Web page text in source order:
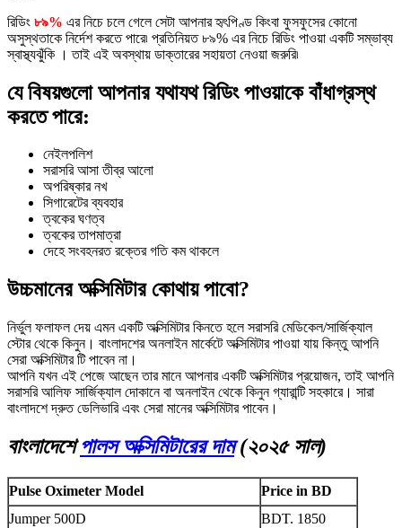
রিডিং ৮৯% এর নিচে চলে গেলে সেটা আপনার হৃৎপিণ্ড কিংবা ফুসফুসের কোনো
অসুস্থতাকে নির্দেশ করতে পারে৷ প্রতিনিয়ত ৮৯% এর নিচে রিডিং পাওয়া একটি সম্ভাব্য
স্বাস্থ্যঝুঁকি । তাই এই অবস্থায় ডাক্তারের সহায়তা নেওয়া জরুরি৷
যে বিষয়গুলো আপনার যথাযথ রিডিং পাওয়াকে বাঁধাগ্রস্থ
করতে পারে:
নেইলপলিশ
সরাসরি আসা তীব্র আলো
অপরিষ্কার নখ
সিগারেটের ব্যবহার
ত্বকের ঘণত্ব
ত্বকের তাপমাত্রা
দেহে সংবহনরত রক্তের গতি কম থাকলে
উচ্চমানের অক্সিমিটার কোথায় পাবো?
নির্ভুল ফলাফল দেয় এমন একটি অক্সিমিটার কিনতে হলে সরাসরি মেডিকেল/সার্জিক্যাল
স্টোর থেকে কিনুন। বাংলাদশের অনলাইন মার্কেটে অক্সিমিটার পাওয়া যায় কিন্তু আপনি
সেরা অক্সিমিটার টি পাবেন না।
আপনি যখন এই পেজে আছেন তার মানে আপনার একটি অক্সিমিটার প্রয়োজন, তাই আপনি
সরাসরি আলিফ সার্জিক্যাল দোকানে বা অনলাইন থেকে কিনুন গ্যারান্টি সহকারে। সারা
বাংলাদশে দ্রুত ডেলিভারি এবং সেরা মানের অক্সিমিটার পাবেন।
বাংলাদেশেপালস অক্সিমিটারের দাম(২০২৫ সাল)
Pulse Oximeter Model
Price in BD
Jumper 500D
BDT. 1850